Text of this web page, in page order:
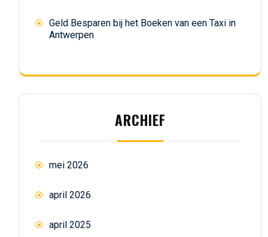
Geld Besparen bij het Boeken van een Taxi in
Antwerpen
ARCHIEF
mei 2026
april 2026
april 2025